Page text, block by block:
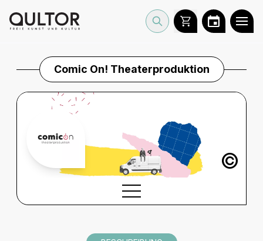
Comic On! Theaterproduktion
©